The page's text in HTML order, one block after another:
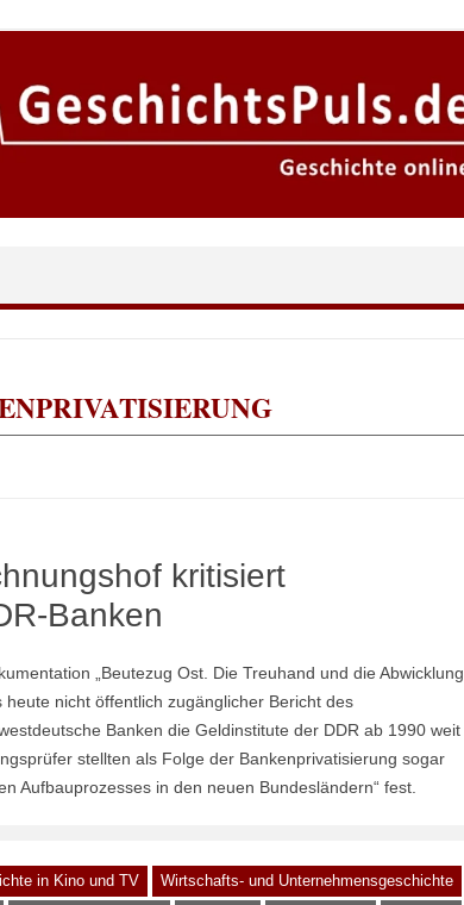
kritisiert
Banken
„Beutezug Ost. Die Treuhand und die Abwicklung
nicht öffentlich zugänglicher Bericht des
Banken die Geldinstitute der DDR ab 1990 weit
stellten als Folge der Bankenprivatisierung sogar
Aufbauprozesses in den neuen Bundesländern“ fest.
in Kino und TV
Wirtschafts- und Unternehmensgeschichte